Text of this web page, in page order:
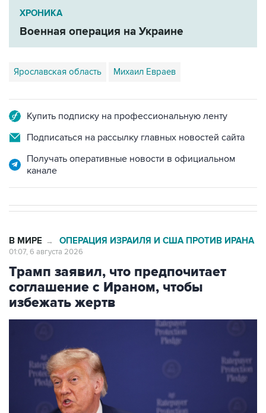
ХРОНИКА
Военная операция на Украине
Ярославская область Михаил Евраев
Купить подписку на профессиональную ленту
Подписаться на рассылку главных новостей сайта
Получать оперативные новости в официальном
канале
В МИРЕ → ОПЕРАЦИЯ ИЗРАИЛЯ И США ПРОТИВ ИРАНА
01:07, 6 августа 2026
Трамп заявил, что предпочитает
соглашение с Ираном, чтобы
избежать жертв